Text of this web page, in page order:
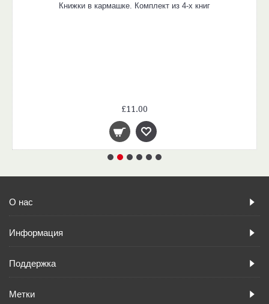
Книжки в кармашке. Комплект из 4-х книг
£11.00
О нас
Информация
Поддержка
Метки